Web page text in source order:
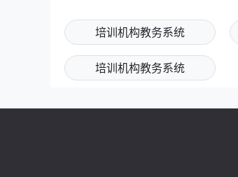
培训机构教务系统
培训机构教务系统